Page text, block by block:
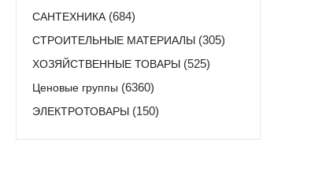
САНТЕХНИКА (684)
СТРОИТЕЛЬНЫЕ МАТЕРИАЛЫ (305)
ХОЗЯЙСТВЕННЫЕ ТОВАРЫ (525)
Ценовые группы (6360)
ЭЛЕКТРОТОВАРЫ (150)